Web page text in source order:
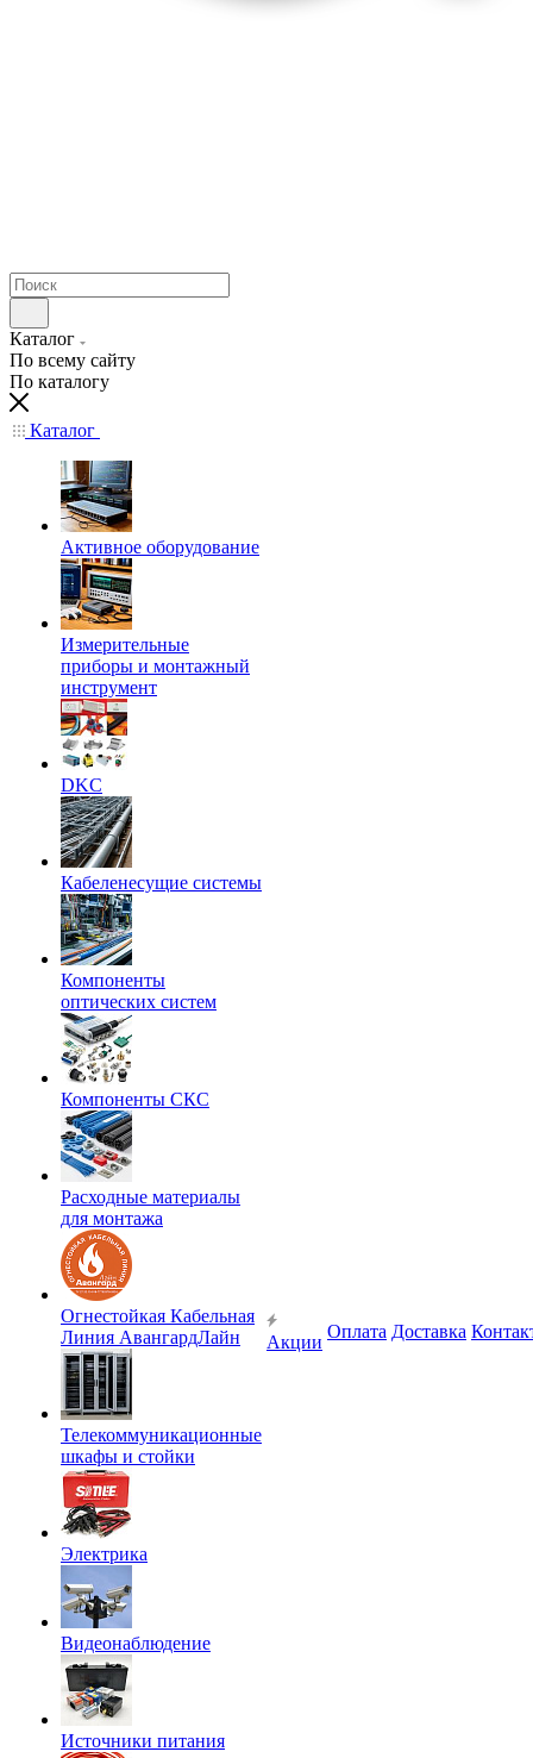
Каталог
По всему сайту
По каталогу
Каталог
Активное оборудование
Измерительные
приборы и монтажный
инструмент
DKC
Кабеленесущие системы
Компоненты
оптических систем
Компоненты СКС
Расходные материалы
для монтажа
Огнестойкая Кабельная
Линия АвангардЛайн
Телекоммуникационные
шкафы и стойки
Электрика
Видеонаблюдение
Источники питания
Акции
Оплата Доставка